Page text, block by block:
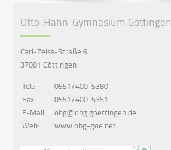
Otto-Hahn-Gymnasium Göttingen
Carl-Zeiss-Straße 6
37081 Göttingen
Tel.:
0551/400-5380
Fax:
0551/400-5351
E-Mail:
ohg@ohg.goettingen.de
Web:
www.ohg-goe.net